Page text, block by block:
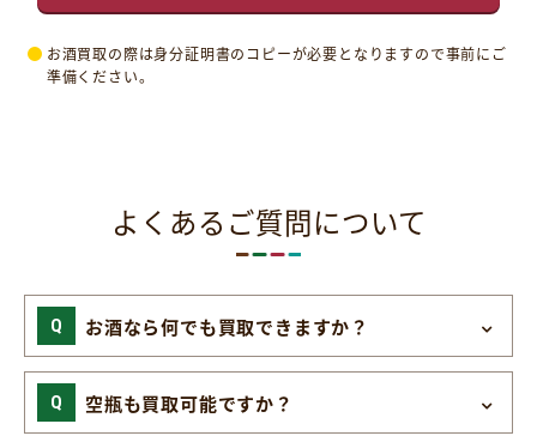
お酒買取の際は身分証明書のコピーが必要となりますので事前にご
準備ください。
よくあるご質問について
お酒なら何でも買取できますか？
空瓶も買取可能ですか？